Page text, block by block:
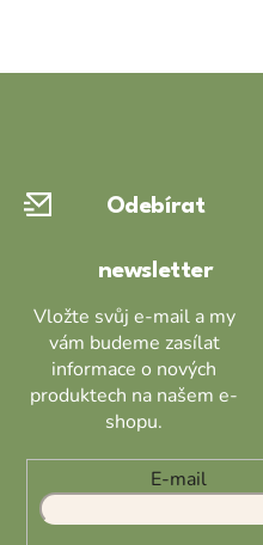
Odebírat
newsletter
Vložte svůj e-mail a my
vám budeme zasílat
informace o nových
produktech na našem e-
shopu.
E-mail